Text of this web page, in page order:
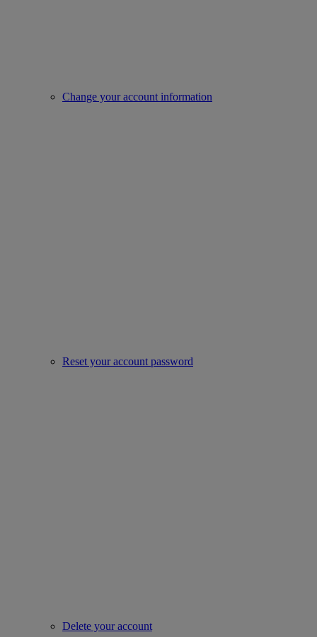
Change your account information
Reset your account password
Delete your account